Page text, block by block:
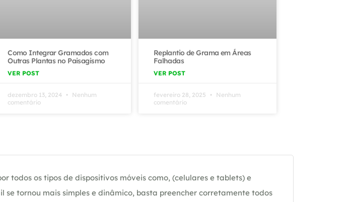
Como Integrar Gramados com
Outras Plantas no Paisagismo
VER POST
dezembro 13, 2024
Nenhum
comentário
Replantio de Grama em Áreas
Falhadas
VER POST
fevereiro 28, 2025
Nenhum
comentário
todos os tipos de dispositivos móveis como, (celulares e tablets) e
se tornou mais simples e dinâmico, basta preencher corretamente todos